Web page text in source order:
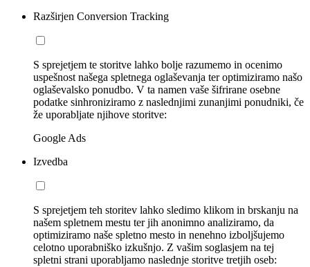
Razširjen Conversion Tracking
S sprejetjem te storitve lahko bolje razumemo in ocenimo
uspešnost našega spletnega oglaševanja ter optimiziramo našo
oglaševalsko ponudbo. V ta namen vaše šifrirane osebne
podatke sinhroniziramo z naslednjimi zunanjimi ponudniki, če
že uporabljate njihove storitve:
Google Ads
Izvedba
S sprejetjem teh storitev lahko sledimo klikom in brskanju na
našem spletnem mestu ter jih anonimno analiziramo, da
optimiziramo naše spletno mesto in nenehno izboljšujemo
celotno uporabniško izkušnjo. Z vašim soglasjem na tej
spletni strani uporabljamo naslednje storitve tretjih oseb: